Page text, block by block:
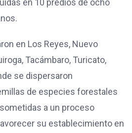
en 10 predios de ocho
en Los Reyes, Nuevo
Tacámbaro, Turicato,
se dispersaron
de especies forestales
a un proceso
su establecimiento en